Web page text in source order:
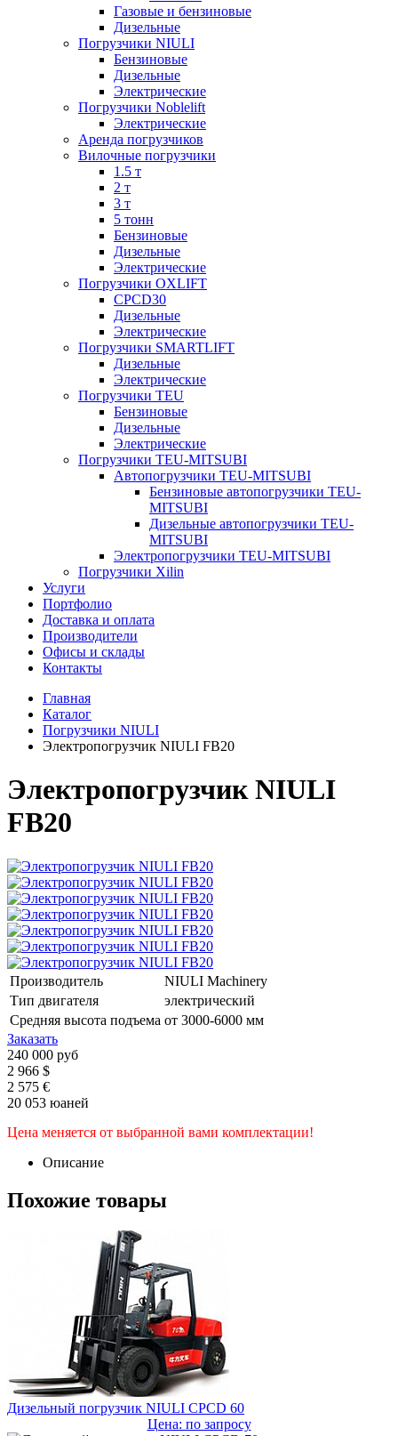
Газовые и бензиновые
Дизельные
Погрузчики NIULI
Бензиновые
Дизельные
Электрические
Погрузчики Noblelift
Электрические
Аренда погрузчиков
Вилочные погрузчики
1.5 т
2 т
3 т
5 тонн
Бензиновые
Дизельные
Электрические
Погрузчики OXLIFT
CPCD30
Дизельные
Электрические
Погрузчики SMARTLIFT
Дизельные
Электрические
Погрузчики TEU
Бензиновые
Дизельные
Электрические
Погрузчики TEU-MITSUBI
Автопогрузчики TEU-MITSUBI
Бензиновые автопогрузчики TEU-
MITSUBI
Дизельные автопогрузчики TEU-
MITSUBI
Электропогрузчики TEU-MITSUBI
Погрузчики Xilin
Услуги
Портфолио
Доставка и оплата
Производители
Офисы и склады
Контакты
Главная
Каталог
Погрузчики NIULI
Электропогрузчик NIULI FB20
Электропогрузчик NIULI
FB20
Производитель
NIULI Machinery
Тип двигателя
электрический
Средняя высота подъема от 3000-6000 мм
Заказать
240 000 руб
2 966 $
2 575 €
20 053 юаней
Цена меняется от выбранной вами комплектации!
Описание
Похожие товары
Дизельный погрузчик NIULI CPCD 60
Цена: по запросу